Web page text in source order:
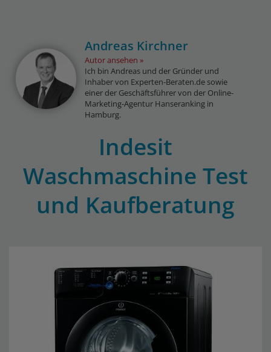
Andreas Kirchner
Autor ansehen
Ich bin Andreas und der Gründer und
Inhaber von Experten-Beraten.de sowie
einer der Geschäftsführer von der Online-
Marketing-Agentur Hanseranking in
Hamburg.
Indesit
Waschmaschine Test
und Kaufberatung